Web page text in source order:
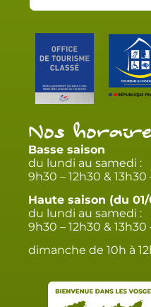
Nos
Basse saison
du lundi au samedi :
9h30 – 12h30 & 13h30
Haute saison (du
du lundi au samedi :
9h30 – 12h30 & 13h30
dimanche de 10h à